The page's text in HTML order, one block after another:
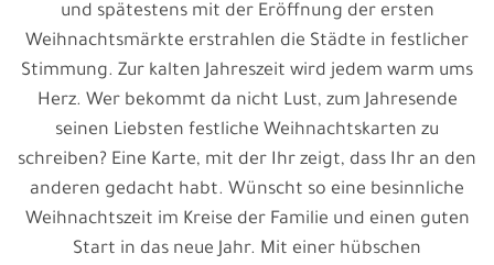
und spätestens mit der Eröffnung der ersten
Weihnachtsmärkte erstrahlen die Städte in festlicher
Stimmung. Zur kalten Jahreszeit wird jedem warm ums
Herz. Wer bekommt da nicht Lust, zum Jahresende
seinen Liebsten festliche Weihnachtskarten zu
schreiben? Eine Karte, mit der Ihr zeigt, dass Ihr an den
anderen gedacht habt. Wünscht so eine besinnliche
Weihnachtszeit im Kreise der Familie und einen guten
Start in das neue Jahr. Mit einer hübschen